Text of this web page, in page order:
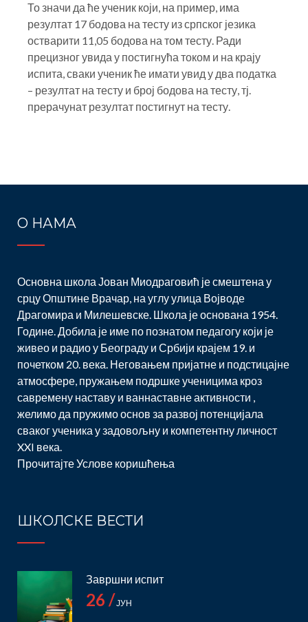
То значи да ће ученик који, на пример, има
резултат 17 бодова на тесту из српског језика
остварити 11,05 бодова на том тесту. Ради
прецизног увида у постигнућа током и на крају
испита, сваки ученик ће имати увид у два податка
– резултат на тесту и број бодова на тесту, тј.
прерачунат резултат постигнут на тесту.
О НАМА
Основна школа Јован Миодраговић је смештена у
срцу Општине Врачар, на углу улица Војводе
Драгомира и Милешевске. Школа је основана 1954.
Године. Добила је име по познатом педагогу који је
живео и радио у Београду и Србији крајем 19. и
почетком 20. века. Неговањем пријатне и подстицајне
атмосфере, пружањем подршке ученицима кроз
савремену наставу и ваннаставне активности ,
желимо да пружимо основ за развој потенцијала
сваког ученика у задовољну и компетентну личност
XXI века.
ПрочитајтеУслове коришћења
ШКОЛСКЕ ВЕСТИ
Завршни испит
26 /ЈУН